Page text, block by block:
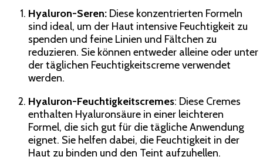
Hyaluron-Seren: Diese konzentrierten Formeln
sind ideal, um der Haut intensive Feuchtigkeit zu
spenden und feine Linien und Fältchen zu
reduzieren. Sie können entweder alleine oder unter
der täglichen Feuchtigkeitscreme verwendet
werden.
Hyaluron-Feuchtigkeitscremes: Diese Cremes
enthalten Hyaluronsäure in einer leichteren
Formel, die sich gut für die tägliche Anwendung
eignet. Sie helfen dabei, die Feuchtigkeit in der
Haut zu binden und den Teint aufzuhellen.